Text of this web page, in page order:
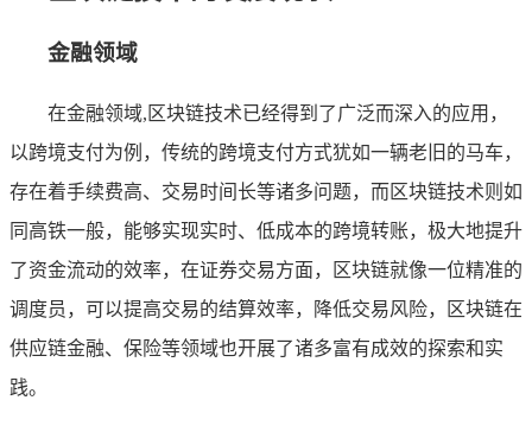
金融领域
在金融领域,区块链技术已经得到了广泛而深入的应用，
以跨境支付为例，传统的跨境支付方式犹如一辆老旧的马车，
存在着手续费高、交易时间长等诸多问题，而区块链技术则如
同高铁一般，能够实现实时、低成本的跨境转账，极大地提升
了资金流动的效率，在证券交易方面，区块链就像一位精准的
调度员，可以提高交易的结算效率，降低交易风险，区块链在
供应链金融、保险等领域也开展了诸多富有成效的探索和实
践。